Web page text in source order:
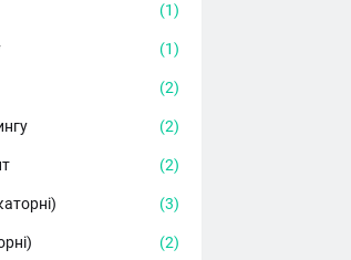
(1)
(1)
(2)
(2)
(2)
(3)
(2)